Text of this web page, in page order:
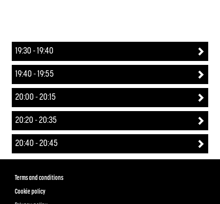
19:30 - 19:40
19:40 - 19:55
20:00 - 20:15
20:20 - 20:35
20:40 - 20:45
Terms and conditions
Cookie policy